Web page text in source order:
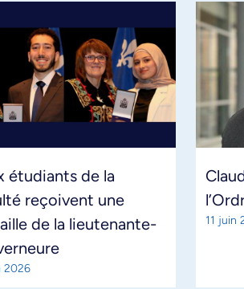
étudiants de la
reçoivent une
de la lieutenante-
2026
11 juin